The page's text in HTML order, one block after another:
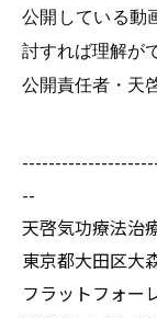
公開している動
討すれば理解が
公開責任者・天
--
天啓気功療法治
東京都大田区大
フラットフォー